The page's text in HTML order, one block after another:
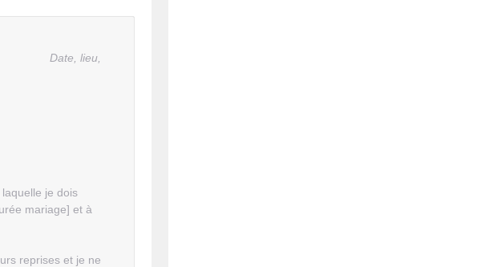
Date, lieu,
je dois
mariage] et à
reprises et je ne